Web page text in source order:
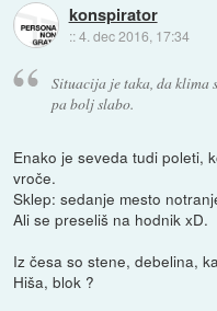
konspirator
::4. dec 2016, 17:34
Situacija je taka, da klima
pa bolj slabo.
Enako je seveda tudi poleti,
vroče.
Sklep: sedanje mesto
Ali se preseliš na hodnik xD.
Iz česa so stene, debelina,
Hiša, blok ?